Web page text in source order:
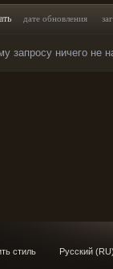
дате обновления
запросу ничего не
стиль Русский